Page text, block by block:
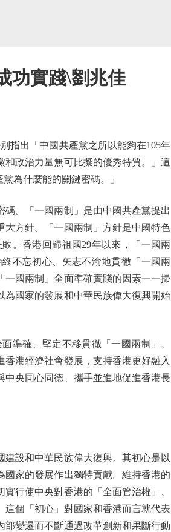
功實踐\劉兆佳
出「中國共產黨之所以能夠在105年
政治力量無可比擬的優秀特質。」這
為什麼能的關鍵密碼。」
。「一國兩制」是由中國共產黨提出
方針。「一國兩制」方針是中國特色
。香港回歸祖國29年以來，「一國兩
不忘初心、矢志不渝地貫徹「一國兩
國兩制」全面準確實踐的因素一一掃
為國家的發展和中華民族偉大復興開始
確、堅定不移貫徹「一國兩制」、
香港經濟社會發展，支持香港更好融入
央同心同德、攜手並進地促進香港長
設和中華民族偉大復興。其初心是以
家的發展作出獨特貢獻。維持香港的
行使中央對香港的「全面管治權」、
個「初心」對國家和香港而言就代表
部變遷而不斷通過改革創新和果斷行動